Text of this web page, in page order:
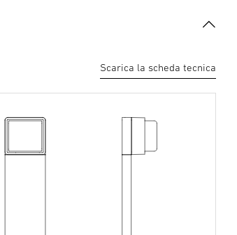
Scarica la scheda tecnica